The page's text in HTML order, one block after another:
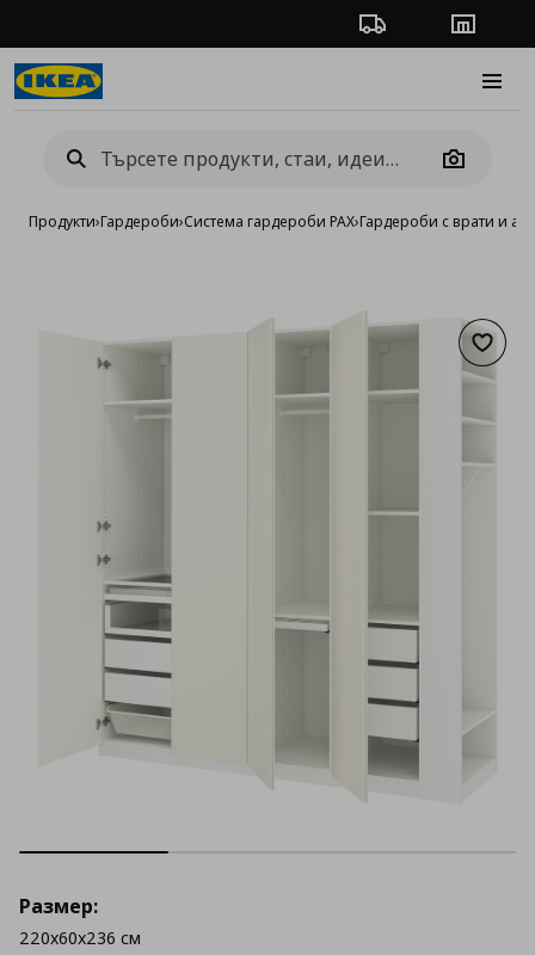
Проследяване на
Camera
Продукти›Гардероби›Система гардероби PAX›Гардероби с врати и
Размер:
220x60x236 см